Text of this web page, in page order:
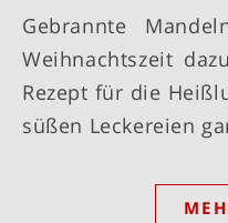
Gebrannte Mandeln gehören einfach zur
Weihnachtszeit
Rezept für die
süßen Leckereien